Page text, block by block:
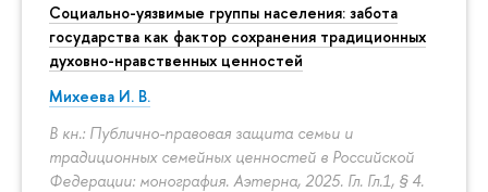
Социально-уязвимые группы населения: забота
государства как фактор сохранения традиционных
духовно-нравственных ценностей
Михеева И. В.
В кн.: Публично-правовая защита семьи и
традиционных семейных ценностей в Российской
Федерации: монография. Аэтерна, 2025. Гл. Гл.1, § 4.